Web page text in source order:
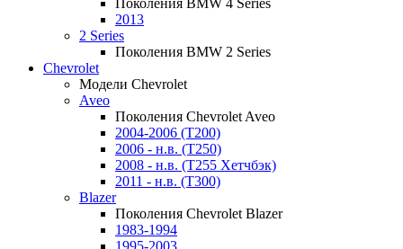
Поколения BMW 4 Series
2013
2 Series
Поколения BMW 2 Series
Chevrolet
Модели Chevrolet
Aveo
Поколения Chevrolet Aveo
2004-2006 (T200)
2006 - н.в. (T250)
2008 - н.в. (T255 Хетчбэк)
2011 - н.в. (Т300)
Blazer
Поколения Chevrolet Blazer
1983-1994
1995-2003